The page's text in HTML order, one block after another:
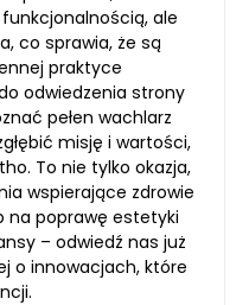
ale
co sprawia, że są
praktyce
odwiedzenia strony
pełen wachlarz
misję i wartości,
To nie tylko okazja,
wspierające zdrowie
na poprawę estetyki
– odwiedź nas już
o innowacjach, które